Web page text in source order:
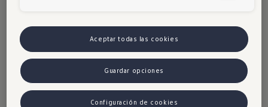
revestimiento en cuero. (Aplica desde
la versión Highline)
Sube el volumen o cambia de canción,
sin necesidad de quitar las manos del
volante de tu Nueva Amarok.
Aceptar todas las cookies
Guardar opciones
Configuración de cookies